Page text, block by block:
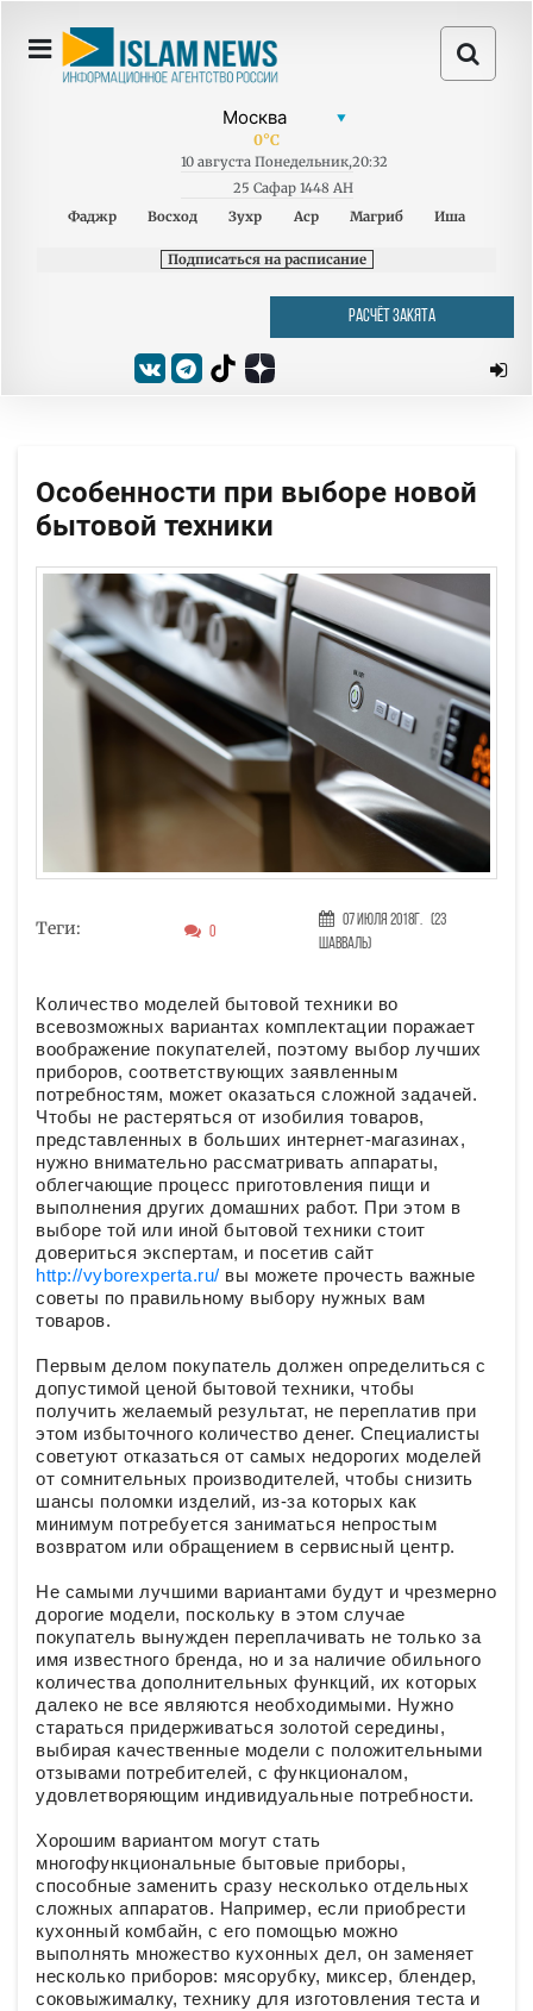
0°C
10 августа Понедельник,20:32
25 Сафар 1448 AH
Фаджр
Восход Зухр Аср Магриб Иша
Подписаться на расписание
РАСЧЁТ ЗАКЯТА
Особенности при выборе новой
бытовой техники
Теги: 0
07 Июля 2018г. (23
Шавваль)
Количество моделей бытовой техники во
всевозможных вариантах комплектации поражает
воображение покупателей, поэтому выбор лучших
приборов, соответствующих заявленным
потребностям, может оказаться сложной задачей.
Чтобы не растеряться от изобилия товаров,
представленных в больших интернет-магазинах,
нужно внимательно рассматривать аппараты,
облегчающие процесс приготовления пищи и
выполнения других домашних работ. При этом в
выборе той или иной бытовой техники стоит
довериться экспертам, и посетив сайт
http://vyborexperta.ru/ вы можете прочесть важные
советы по правильному выбору нужных вам
товаров.
Первым делом покупатель должен определиться с
допустимой ценой бытовой техники, чтобы
получить желаемый результат, не переплатив при
этом избыточного количество денег. Специалисты
советуют отказаться от самых недорогих моделей
от сомнительных производителей, чтобы снизить
шансы поломки изделий, из-за которых как
минимум потребуется заниматься непростым
возвратом или обращением в сервисный центр.
Не самыми лучшими вариантами будут и чрезмерно
дорогие модели, поскольку в этом случае
покупатель вынужден переплачивать не только за
имя известного бренда, но и за наличие обильного
количества дополнительных функций, их которых
далеко не все являются необходимыми. Нужно
стараться придерживаться золотой середины,
выбирая качественные модели с положительными
отзывами потребителей, с функционалом,
удовлетворяющим индивидуальные потребности.
Хорошим вариантом могут стать
многофункциональные бытовые приборы,
способные заменить сразу несколько отдельных
сложных аппаратов. Например, если приобрести
кухонный комбайн, с его помощью можно
выполнять множество кухонных дел, он заменяет
несколько приборов: мясорубку, миксер, блендер,
соковыжималку, технику для изготовления теста и